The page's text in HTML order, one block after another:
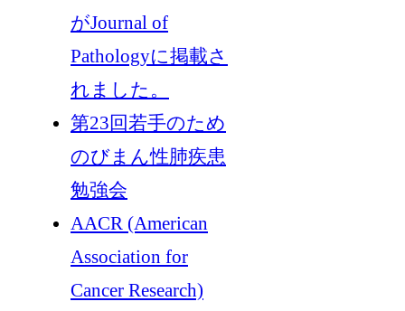
がJournal of
Pathologyに掲載さ
れました。
第23回若手のため
のびまん性肺疾患
勉強会
AACR (American
Association for
Cancer Research)